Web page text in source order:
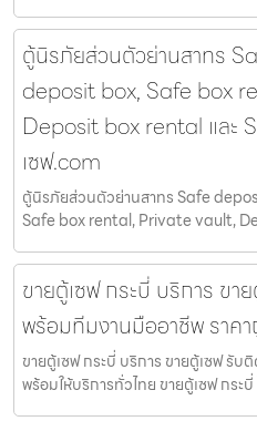
ตู้นิรภัยส่วนตัวย่านสาทร
deposit box, Safe box
Deposit box rental และ
เซฟ.com
ตู้นิรภัยส่วนตัวย่านสาทร Safe
Safe box rental, Private vault,
ขายตู้เซฟ กระบี่ บริการ ขา
พร้อมทีมงานมืออาชีพ ราค
ขายตู้เซฟ กระบี่ บริการ ขายตู้เซฟ รั
พร้อมให้บริการทั่วไทย ขายตู้เซฟ กระบี่